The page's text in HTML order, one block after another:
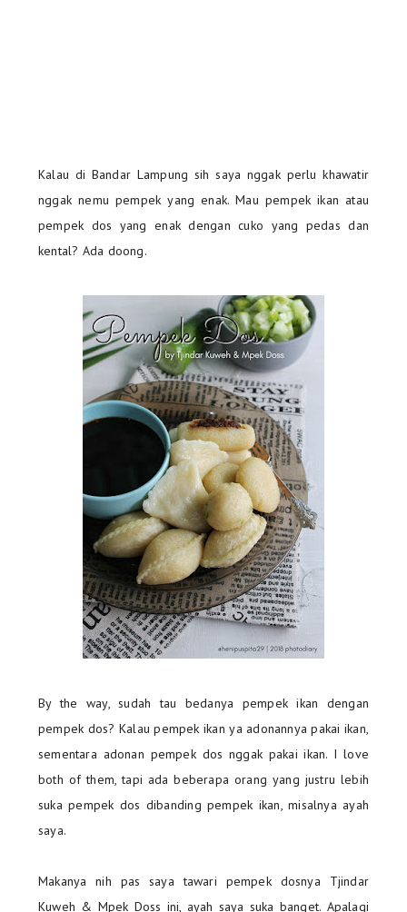
Kalau di Bandar Lampung sih saya nggak perlu khawatir
nggak nemu pempek yang enak. Mau pempek ikan atau
pempek dos yang enak dengan cuko yang pedas dan
kental? Ada doong.
By the way, sudah tau bedanya pempek ikan dengan
pempek dos? Kalau pempek ikan ya adonannya pakai ikan,
sementara adonan pempek dos nggak pakai ikan. I love
both of them, tapi ada beberapa orang yang justru lebih
suka pempek dos dibanding pempek ikan, misalnya ayah
saya.
Makanya nih pas saya tawari pempek dosnya Tjindar
Kuweh & Mpek Doss ini, ayah saya suka banget. Apalagi